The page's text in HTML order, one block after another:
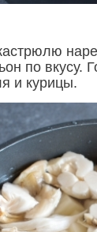
по вкусу.
и курицы.